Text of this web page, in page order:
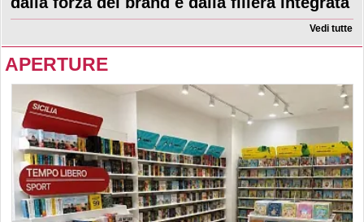
Vedi tutte
APERTURE